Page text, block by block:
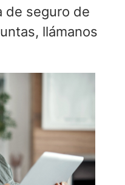
de seguro de
llámanos